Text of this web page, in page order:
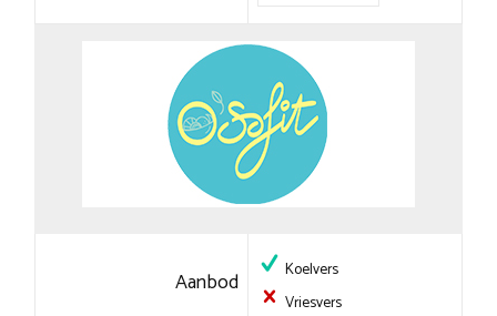
Aanbod
Koelvers
Vriesvers